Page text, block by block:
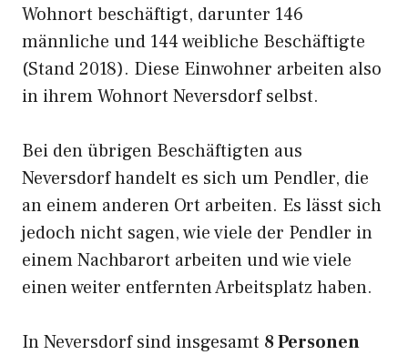
Wohnort beschäftigt, darunter 146
männliche und 144 weibliche Beschäftigte
(Stand 2018). Diese Einwohner arbeiten also
in ihrem Wohnort Neversdorf selbst.
Bei den übrigen Beschäftigten aus
Neversdorf handelt es sich um Pendler, die
an einem anderen Ort arbeiten. Es lässt sich
jedoch nicht sagen, wie viele der Pendler in
einem Nachbarort arbeiten und wie viele
einen weiter entfernten Arbeitsplatz haben.
In Neversdorf sind insgesamt 8 Personen